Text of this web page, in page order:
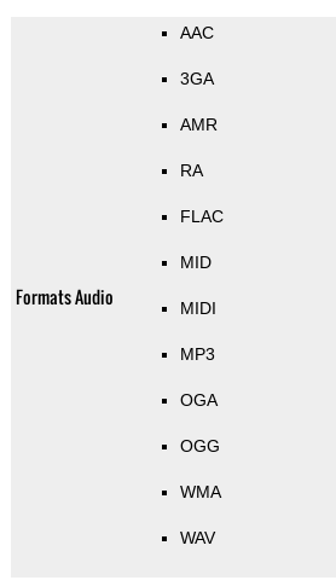
Formats Audio
AAC
3GA
AMR
RA
FLAC
MID
MIDI
MP3
OGA
OGG
WMA
WAV